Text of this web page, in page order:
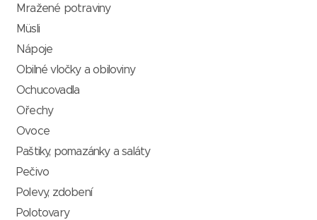
Mražené potraviny
Müsli
Nápoje
Obilné vločky a obiloviny
Ochucovadla
Ořechy
Ovoce
Paštiky, pomazánky a saláty
Pečivo
Polevy, zdobení
Polotovary